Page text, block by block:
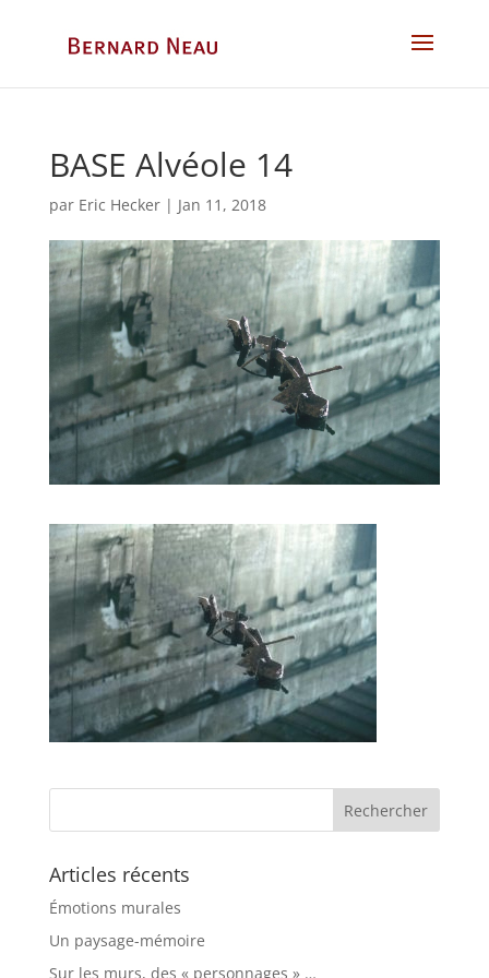
BASE Alvéole 14
par Eric Hecker| Jan 11, 2018
Articles récents
Émotions murales
Un paysage-mémoire
Sur les murs, des « personnages » …